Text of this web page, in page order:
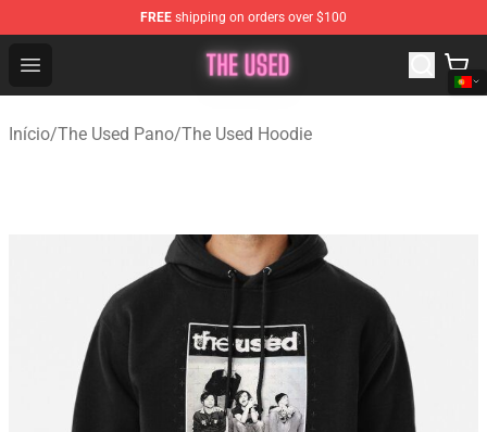
FREE shipping on orders over $100
Open menu
The Used Store - Official The Used Merchandise Shop
Início/The Used Pano/The Used Hoodie